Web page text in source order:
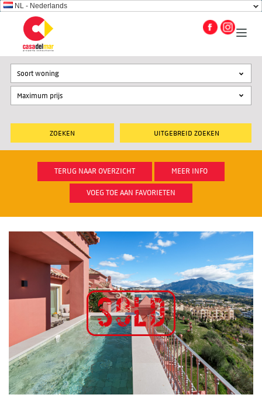
NL - Nederlands
UITGEBREID ZOEKEN
Soort woning
TERUG NAAR OVERZICHT MEER INFO
VOEG TOE AAN FAVORIETEN